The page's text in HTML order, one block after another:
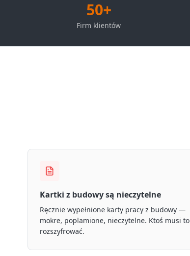
50+
Firm klientów
Kartki z budowy są nieczytelne
Ręcznie wypełnione karty pracy z budowy —
mokre, poplamione, nieczytelne. Ktoś musi to
rozszyfrować.